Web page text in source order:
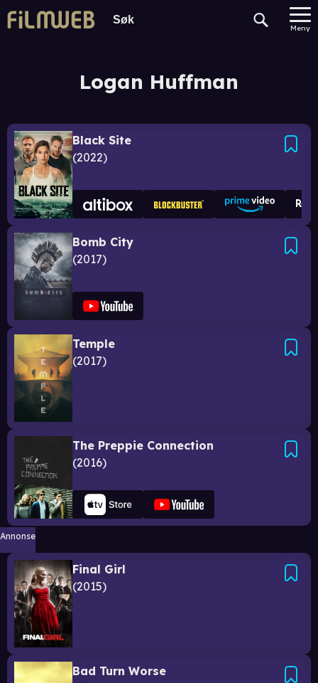
Meny
Logan Huffman
Black Site
2022
Bomb City
2017
Temple
2017
The Preppie Connection
2016
Annonse
Final Girl
2015
Bad Turn Worse